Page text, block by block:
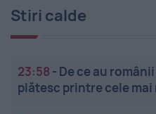
Stiri calde
23:58 - De ce au
plătesc printre cele